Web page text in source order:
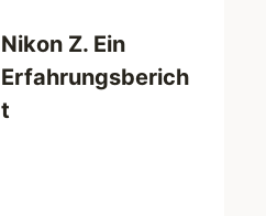
Nikon Z. Ein
Erfahrungsberich
t